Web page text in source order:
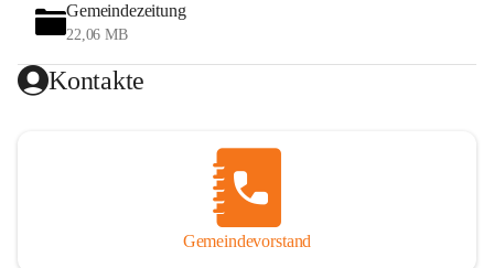
Gemeindezeitung
22,06 MB
Kontakte
Gemeindevorstand